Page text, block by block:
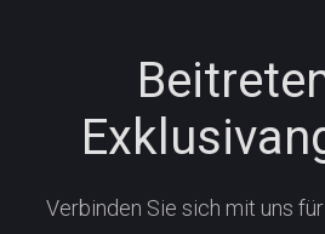
Verbinden Sie sich mit uns